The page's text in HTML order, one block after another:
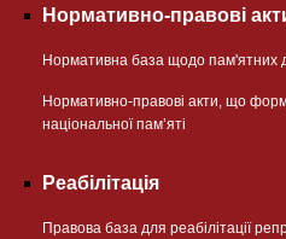
Нормативно-правові
Нормативна база щодо пам'ятних
Нормативно-правові акти, що
національної памʼяті
Реабілітація
Правова база для реабілітації